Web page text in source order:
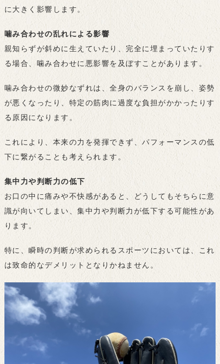
に大きく影響します。
噛み合わせの乱れによる影響
親知らずが斜めに生えていたり、完全に埋まっていたりす
る場合、噛み合わせに悪影響を及ぼすことがあります。
噛み合わせの微妙なずれは、全身のバランスを崩し、姿勢
が悪くなったり、特定の筋肉に過度な負担がかかったりす
る原因になります。
これにより、本来の力を発揮できず、パフォーマンスの低
下に繋がることも考えられます。
集中力や判断力の低下
お口の中に痛みや不快感があると、どうしてもそちらに意
識が向いてしまい、集中力や判断力が低下する可能性があ
ります。
特に、瞬時の判断が求められるスポーツにおいては、これ
は致命的なデメリットとなりかねません。